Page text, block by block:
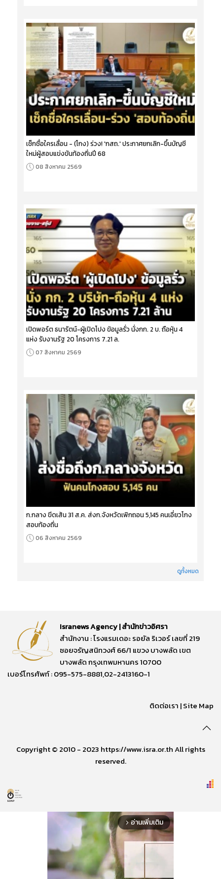
เช็กชื่อใครเลื่อน - (โกง) ร่วง! 'กสถ.' ประกาศยกเลิก-ขึ้นบัญชี
ใหม่ผู้สอบแข่งขันท้องถิ่นปี 68
08 สิงหาคม 2569
เปิดพอร์ต ธนารัตน์-ผู้เปิดโปง ข้อมูลรั่ว นั่งกก. 2 บ. ถือหุ้น 4
แห่ง รับงานรัฐ 20 โครงการ 7.21 ล.
07 สิงหาคม 2569
ก.กลาง ขีดเส้น 31 ส.ค. ส่งก.จังหวัดเพิกถอน 5,145 คนเอี่ยวโกง
สอบท้องถิ่น
06 สิงหาคม 2569
ดูทั้งหมด
Isranews Agency | สำนักข่าวอิศรา
สำนักงาน : โรงแรมเดอะ รอยัล ริเวอร์ เลขที่ 219
ซอยจรัญสนิทวงศ์ 66/1 แขวง บางพลัด เขต
บางพลัด กรุงเทพมหานคร 10700
เบอร์โทรศัพท์ : 095-575-8881,02-2413160-1
ติดต่อเรา |Site Map
Copyright © 2010 - 2023 https://www.isra.or.th All rights
reserved.
arrow_forward_ios อ่านเพิ่มเติม